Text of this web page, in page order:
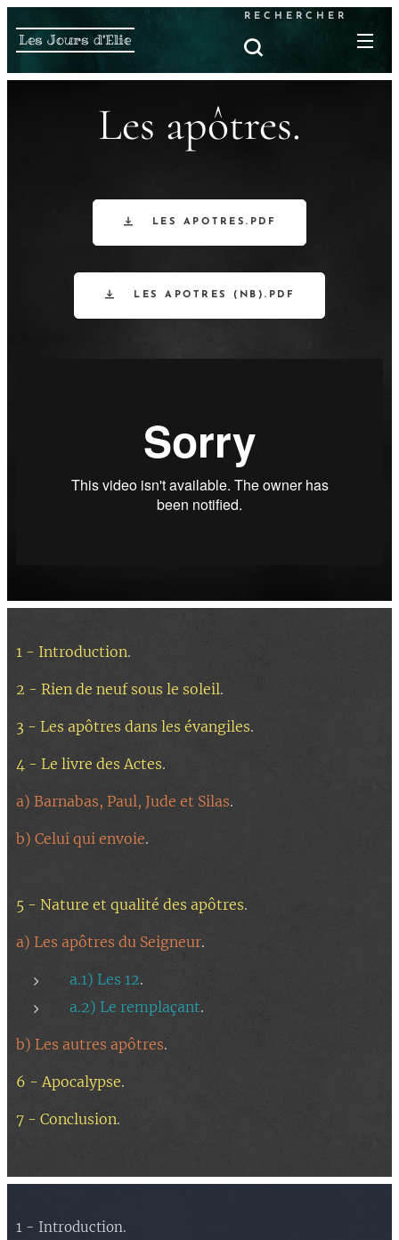
Les Jours d'Elie
RECHERCHER
Les apôtres.
LES APOTRES.PDF
LES APOTRES (NB).PDF
1 - Introduction.
2 - Rien de neuf sous le soleil.
3 - Les apôtres dans les évangiles.
4 - Le livre des Actes.
a) Barnabas, Paul, Jude et Silas.
b) Celui qui envoie.
5 - Nature et qualité des apôtres.
a) Les apôtres du Seigneur.
a.1) Les 12.
a.2) Le remplaçant.
b) Les autres apôtres.
6 - Apocalypse.
7 - Conclusion.
1 - Introduction.